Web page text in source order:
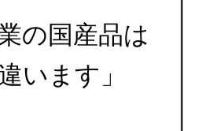
の国産品は
います」